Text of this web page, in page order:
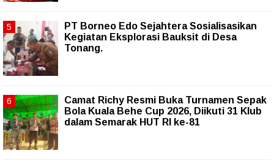
PT Borneo Edo Sejahtera Sosialisasikan
Kegiatan Eksplorasi Bauksit di Desa
Tonang.
Camat Richy Resmi Buka Turnamen Sepak
Bola Kuala Behe Cup 2026, Diikuti 31 Klub
dalam Semarak HUT RI ke-81